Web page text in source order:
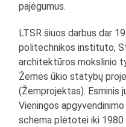
pajėgumus.
LTSR šiuos darbus dar
politechnikos instituto,
architektūros mokslinio
Žemės ūkio statybų
(Žemprojektas). Esminis
Vieningos
schema plėtotei iki 1980